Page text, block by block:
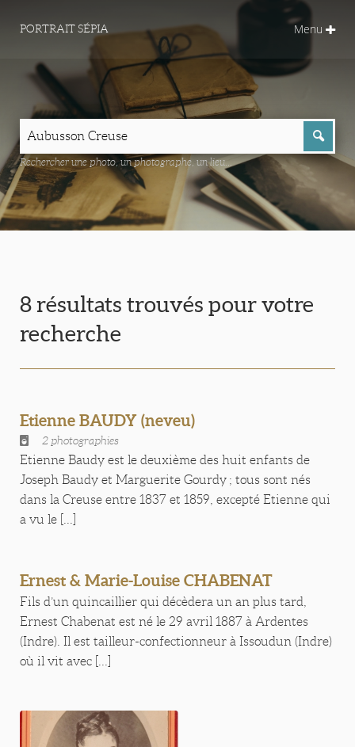
PORTRAIT SÉPIA Menu
Rechercher une photo, un photographe, un lieu...
8 résultats trouvés pour votre
recherche
Etienne BAUDY (neveu)
2 photographies
Etienne Baudy est le deuxième des huit enfants de
Joseph Baudy et Marguerite Gourdy ; tous sont nés
dans la Creuse entre 1837 et 1859, excepté Etienne qui
a vu le [...]
Ernest & Marie-Louise CHABENAT
Fils d’un quincaillier qui décèdera un an plus tard,
Ernest Chabenat est né le 29 avril 1887 à Ardentes
(Indre). Il est tailleur-confectionneur à Issoudun (Indre)
où il vit avec [...]